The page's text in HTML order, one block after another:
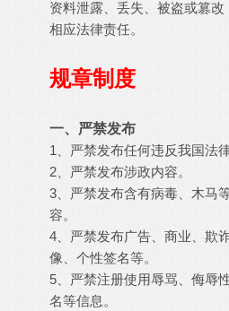
资料泄露、丢失、被盗或篡
相应法律责任。
规章制度
一、严禁发布
1、严禁发布任何违反我国法
2、严禁发布涉政内容。
3、严禁发布含有病毒、木马
容。
4、严禁发布广告、商业、欺
像、个性签名等。
5、严禁注册使用辱骂、侮辱
名等信息。